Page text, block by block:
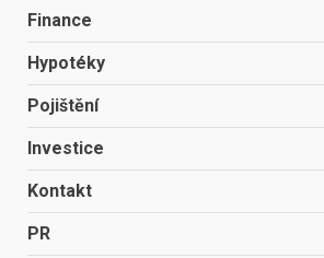
Finance
Hypotéky
Pojištění
Investice
Kontakt
PR